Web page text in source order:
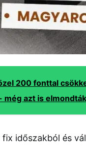
200 fonttal
még azt is
időszakból és